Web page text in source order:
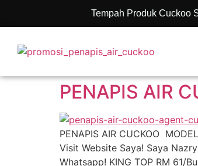
Tempah Produk Cuckoo
PENAPIS AIR
PENAPIS AIR CUCKOO
Visit Website Saya! Saya
Whatsapp! KING TOP RM 61/